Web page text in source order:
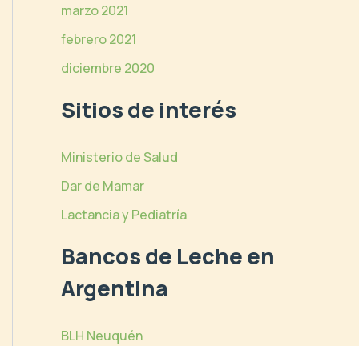
marzo 2021
febrero 2021
diciembre 2020
Sitios de interés
Ministerio de Salud
Dar de Mamar
Lactancia y Pediatría
Bancos de Leche en
Argentina
BLH Neuquén